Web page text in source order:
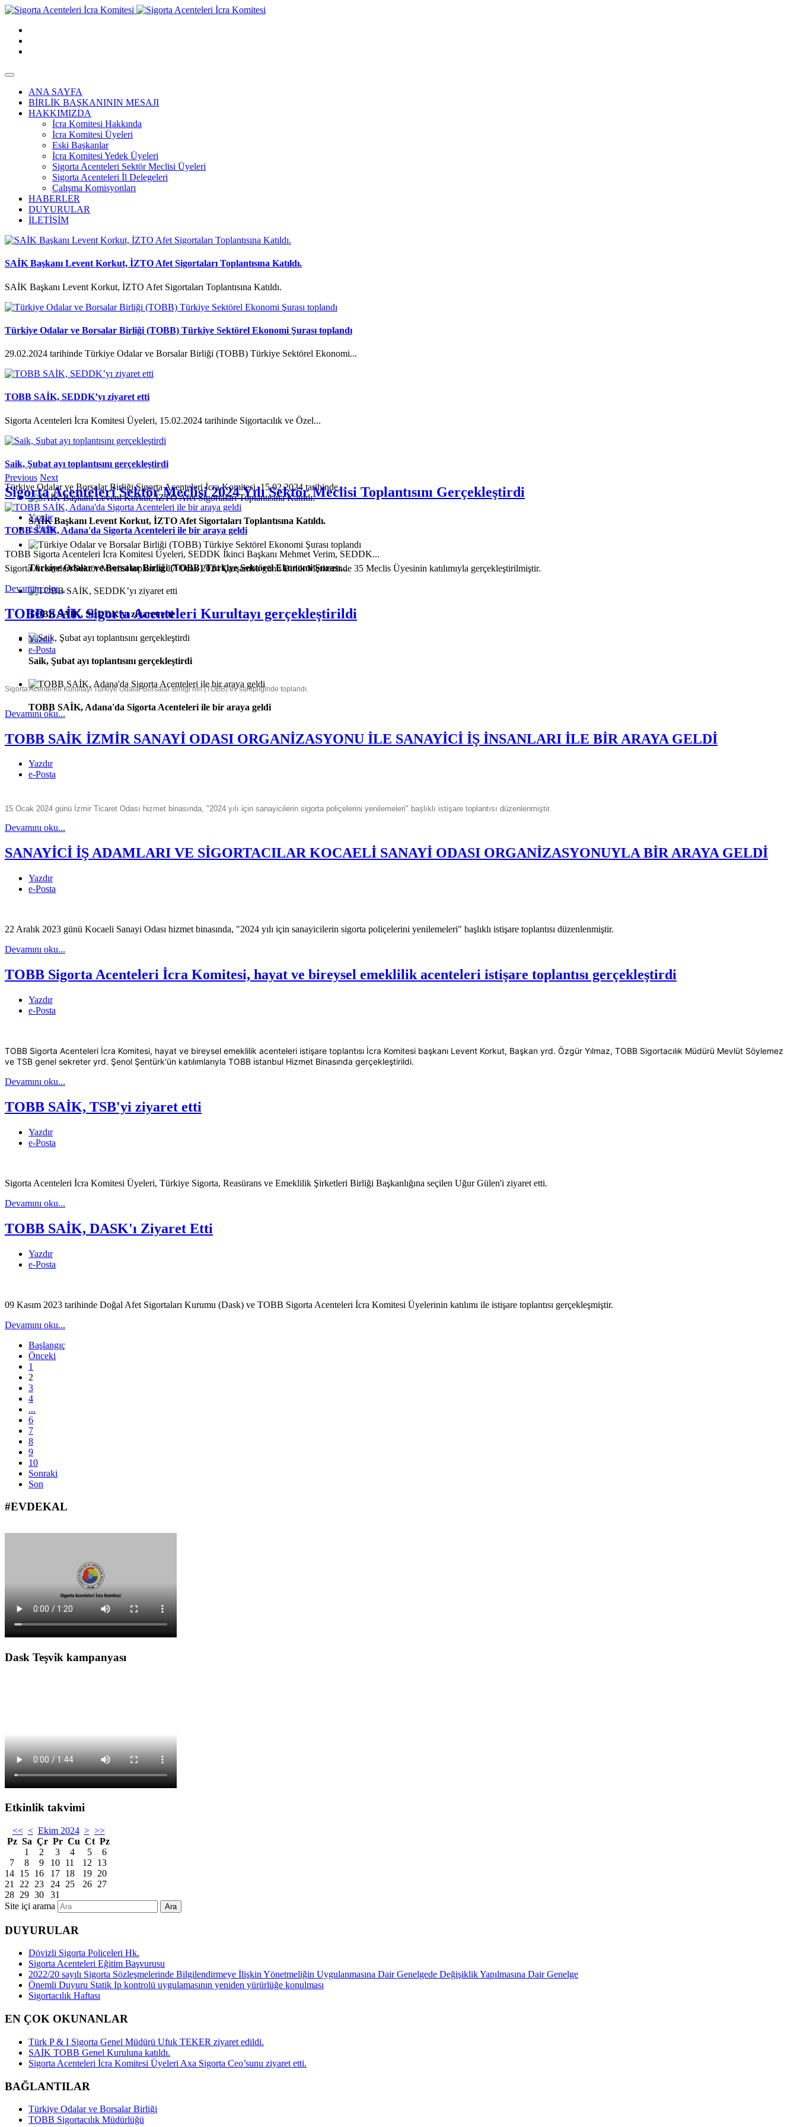
ANA SAYFA
BİRLİK BAŞKANININ MESAJI
HAKKIMIZDA
İcra Komitesi Hakkında
İcra Komitesi Üyeleri
Eski Başkanlar
İcra Komitesi Yedek Üyeleri
Sigorta Acenteleri Sektör Meclisi Üyeleri
Sigorta Acenteleri İl Delegeleri
Çalışma Komisyonları
HABERLER
DUYURULAR
İLETİŞİM
SAİK Başkanı Levent Korkut, İZTO Afet Sigortaları Toplantısına Katıldı.
SAİK Başkanı Levent Korkut, İZTO Afet Sigortaları Toplantısına Katıldı.
Türkiye Odalar ve Borsalar Birliği (TOBB) Türkiye Sektörel Ekonomi Şurası toplandı
29.02.2024 tarihinde Türkiye Odalar ve Borsalar Birliği (TOBB) Türkiye Sektörel Ekonomi...
TOBB SAİK, SEDDK’yı ziyaret etti
Sigorta Acenteleri İcra Komitesi Üyeleri, 15.02.2024 tarihinde Sigortacılık ve Özel...
Saik, Şubat ayı toplantısını gerçekleştirdi
Türkiye Odalar ve Borsalar Birliği Sigorta Acenteleri İcra Komitesi, 15.02.2024 tarihinde...
TOBB SAİK, Adana'da Sigorta Acenteleri ile bir araya geldi
TOBB Sigorta Acenteleri İcra Komitesi Üyeleri, SEDDK İkinci Başkanı Mehmet Verim, SEDDK...
Previous Next
SAİK Başkanı Levent Korkut, İZTO Afet Sigortaları Toplantısına Katıldı.
Türkiye Odalar ve Borsalar Birliği (TOBB) Türkiye Sektörel Ekonomi Şurası...
TOBB SAİK, SEDDK’yı ziyaret etti
Saik, Şubat ayı toplantısını gerçekleştirdi
TOBB SAİK, Adana'da Sigorta Acenteleri ile bir araya geldi
Sigorta Acenteleri Sektör Meclisi 2024 Yılı Sektör Meclisi Toplantısını Gerçekleştirdi
Yazdır
e-Posta
Sigorta Acenteleri Sektör Meclisi toplantısı 17 Ocak 2024 Çarşamba günü Birlik Merkezinde 35 Meclis Üyesinin katılımıyla gerçekleştirilmiştir.
Devamını oku...
TOBB SAİK Sigorta Acenteleri Kurultayı gerçekleştirildi
Yazdır
e-Posta
Sigorta Acenteleri Kurultayı Türkiye Odalar Borsalar Birliği’nin (TOBB) ev sahipliğinde toplandı.
Devamını oku...
TOBB SAİK İZMİR SANAYİ ODASI ORGANİZASYONU İLE SANAYİCİ İŞ İNSANLARI İLE BİR ARAYA GELDİ
Yazdır
e-Posta
15 Ocak 2024 günü İzmir Ticaret Odası hizmet binasında, "2024 yılı için sanayicilerin sigorta poliçelerini yenilemeleri" başlıklı istişare toplantısı düzenlenmiştir.
Devamını oku...
SANAYİCİ İŞ ADAMLARI VE SİGORTACILAR KOCAELİ SANAYİ ODASI ORGANİZASYONUYLA BİR ARAYA GELDİ
Yazdır
e-Posta
22 Aralık 2023 günü Kocaeli Sanayi Odası hizmet binasında, "2024 yılı için sanayicilerin sigorta poliçelerini yenilemeleri" başlıklı istişare toplantısı düzenlenmiştir.
Devamını oku...
TOBB Sigorta Acenteleri İcra Komitesi, hayat ve bireysel emeklilik acenteleri istişare toplantısı gerçekleştirdi
Yazdır
e-Posta
TOBB Sigorta Acenteleri İcra Komitesi, hayat ve bireysel emeklilik acenteleri istişare toplantısı İcra Komitesi başkanı Levent Korkut, Başkan yrd. Özgür Yılmaz, TOBB Sigortacılık Müdürü Mevlüt Söylemez
ve TSB genel sekreter yrd. Şenol Şentürk'ün katılımlarıyla TOBB istanbul Hizmet Binasında gerçekleştirildi.
Devamını oku...
TOBB SAİK, TSB'yi ziyaret etti
Yazdır
e-Posta
Sigorta Acenteleri İcra Komitesi Üyeleri, Türkiye Sigorta, Reasürans ve Emeklilik Şirketleri Birliği Başkanlığına seçilen Uğur Gülen'i ziyaret etti.
Devamını oku...
TOBB SAİK, DASK'ı Ziyaret Etti
Yazdır
e-Posta
09 Kasım 2023 tarihinde Doğal Afet Sigortaları Kurumu (Dask) ve TOBB Sigorta Acenteleri İcra Komitesi Üyelerinin katılımı ile istişare toplantısı gerçekleşmiştir.
Devamını oku...
Başlangıç
Önceki
1
2
3
4
...
6
7
8
9
10
Sonraki
Son
#EVDEKAL
Dask Teşvik kampanyası
Etkinlik takvimi
<< < Ekim 2024 > >>
Pz Sa Çr Pr Cu Ct Pz
1
2 3 4 5
6
7
8 9 10 11 12
13
14 15 16 17 18 19 20
21
22 23 24 25 26 27
28 29 30
31
Site içi arama
Ara
DUYURULAR
Dövizli Sigorta Poliçeleri Hk.
Sigorta Acenteleri Eğitim Başvurusu
2022/20 sayılı Sigorta Sözleşmelerinde Bilgilendirmeye İlişkin Yönetmeliğin Uygulanmasına Dair Genelgede Değişiklik Yapılmasına Dair Genelge
Önemli Duyuru Statik Ip kontrolü uygulamasının yeniden yürürlüğe konulması
Sigortacılık Haftası
EN ÇOK OKUNANLAR
Türk P & I Sigorta Genel Müdürü Ufuk TEKER ziyaret edildi.
SAİK TOBB Genel Kuruluna katıldı.
Sigorta Acenteleri İcra Komitesi Üyeleri Axa Sigorta Ceo’sunu ziyaret etti.
BAĞLANTILAR
Türkiye Odalar ve Borsalar Birliği
TOBB Sigortacılık Müdürlüğü